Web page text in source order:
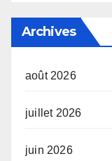
Archives
août 2026
juillet 2026
juin 2026